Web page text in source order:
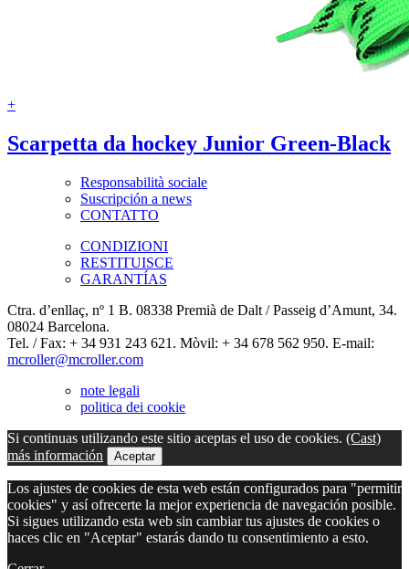
+
Scarpetta da hockey Junior Green-Black
Responsabilità sociale
Suscripción a news
CONTATTO
CONDIZIONI
RESTITUISCE
GARANTÍAS
Ctra. d’enllaç, nº 1 B. 08338 Premià de Dalt / Passeig d’Amunt, 34.
08024 Barcelona.
Tel. / Fax: + 34 931 243 621. Mòvil: + 34 678 562 950. E-mail:
mcroller@mcroller.com
note legali
politica dei cookie
Si continuas utilizando este sitio aceptas el uso de cookies. (Cast)
más información
Aceptar
Los ajustes de cookies de esta web están configurados para "permitir
cookies" y así ofrecerte la mejor experiencia de navegación posible.
Si sigues utilizando esta web sin cambiar tus ajustes de cookies o
haces clic en "Aceptar" estarás dando tu consentimiento a esto.